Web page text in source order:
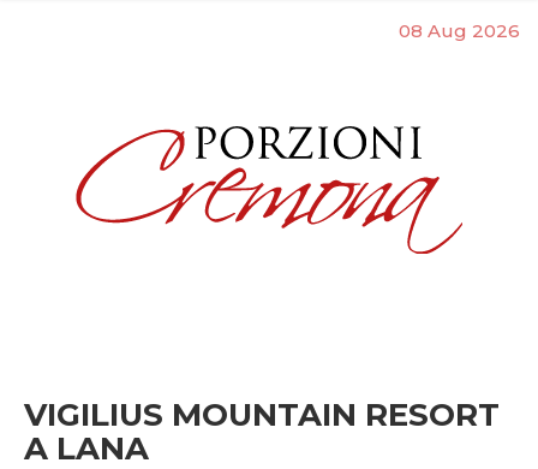
08 Aug 2026
VIGILIUS MOUNTAIN RESORT
A LANA